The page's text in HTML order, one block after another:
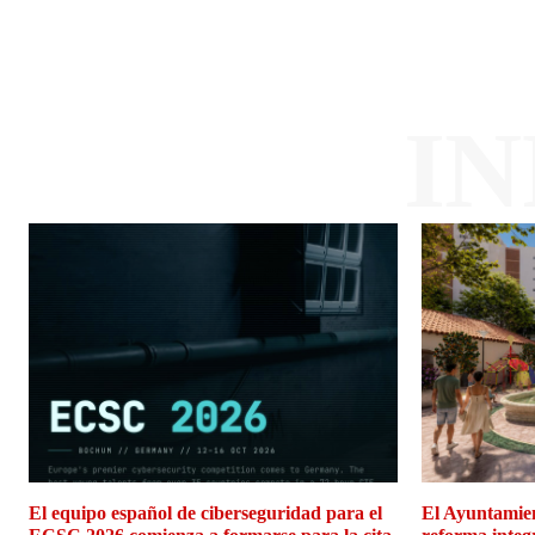
El equipo español de ciberseguridad para el
El